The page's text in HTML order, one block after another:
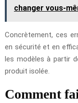
changer vous-
Concrètement, ces
en sécurité et en
les modèles à partir
produit isolée.
Comment